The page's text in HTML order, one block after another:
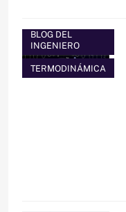
BLOG DEL
INGENIERO
TERMODINÁMICA